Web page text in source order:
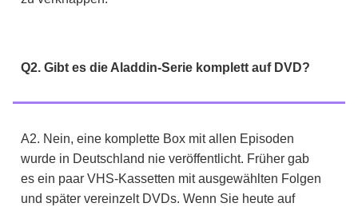
Q2. Gibt es die Aladdin-Serie komplett auf DVD?
A2. Nein, eine komplette Box mit allen Episoden
wurde in Deutschland nie veröffentlicht. Früher gab
es ein paar VHS-Kassetten mit ausgewählten Folgen
und später vereinzelt DVDs. Wenn Sie heute auf